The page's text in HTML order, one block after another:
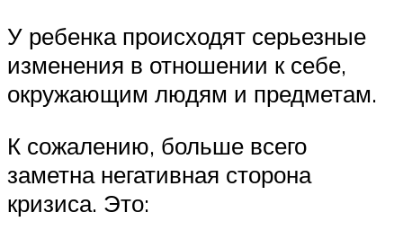
У ребенка происходят серьезные
изменения в отношении к себе,
окружающим людям и предметам.
К сожалению, больше всего
заметна негативная сторона
кризиса. Это: